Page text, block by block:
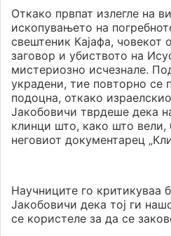
Откако првпат излегле на
ископувањето на
свештеник Кајафа, човекот
заговор и убиството на
мистериозно исчезнале.
украдени, тие повторно се
подоцна, откако
Јакобовичи тврдеше дека
клинци што, како што вели,
неговиот документарец
Научниците го критикуваа
Јакобовичи дека тој ги
се користеле за да се